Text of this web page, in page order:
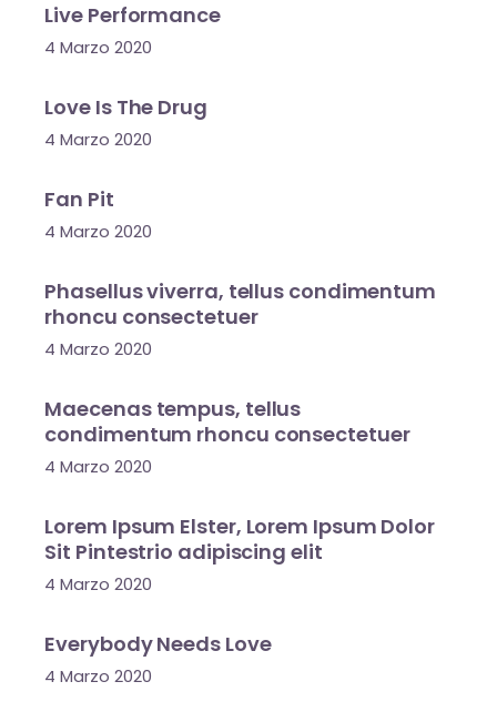
Live Performance
4 Marzo 2020
Love Is The Drug
4 Marzo 2020
Fan Pit
4 Marzo 2020
Phasellus viverra, tellus condimentum
rhoncu consectetuer
4 Marzo 2020
Maecenas tempus, tellus
condimentum rhoncu consectetuer
4 Marzo 2020
Lorem Ipsum Elster, Lorem Ipsum Dolor
Sit Pintestrio adipiscing elit
4 Marzo 2020
Everybody Needs Love
4 Marzo 2020